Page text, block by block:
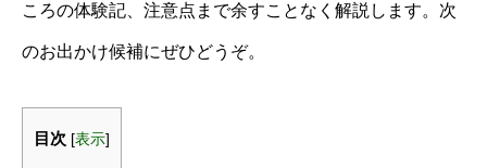
ころの体験記、注意点まで余すことなく解説します。次
のお出かけ候補にぜひどうぞ。
目次 [表示]